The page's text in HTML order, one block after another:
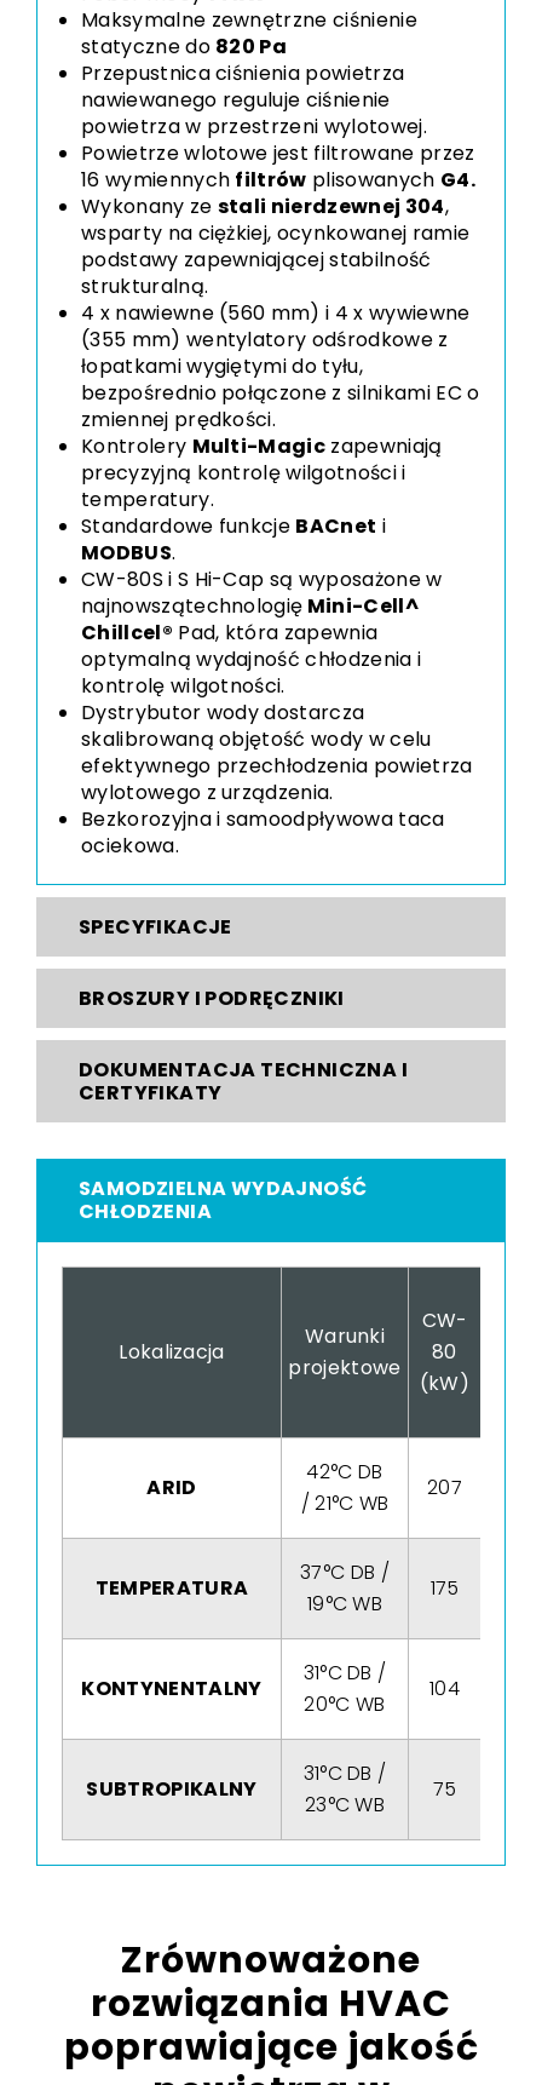
SPECYFIKACJE
BROSZURY I PODRĘCZNIKI
DOKUMENTACJA TECHNICZNA I
CERTYFIKATY
Maksymalne zewnętrzne ciśnienie
statyczne do 820 Pa
Przepustnica ciśnienia powietrza
nawiewanego reguluje ciśnienie
powietrza w przestrzeni wylotowej.
Powietrze wlotowe jest filtrowane przez
16 wymiennych filtrów plisowanych G4.
Wykonany ze stali nierdzewnej 304,
wsparty na ciężkiej, ocynkowanej ramie
podstawy zapewniającej stabilność
strukturalną.
4 x nawiewne (560 mm) i 4 x wywiewne
(355 mm) wentylatory odśrodkowe z
łopatkami wygiętymi do tyłu,
bezpośrednio połączone z silnikami EC o
zmiennej prędkości.
Kontrolery Multi-Magic zapewniają
precyzyjną kontrolę wilgotności i
temperatury.
Standardowe funkcje BACnet i
MODBUS.
CW-80S i S Hi-Cap są wyposażone w
najnowszątechnologię Mini-Cell^
Chillcel® Pad, która zapewnia
optymalną wydajność chłodzenia i
kontrolę wilgotności.
Dystrybutor wody dostarcza
skalibrowaną objętość wody w celu
efektywnego przechłodzenia powietrza
wylotowego z urządzenia.
Bezkorozyjna i samoodpływowa taca
ociekowa.
SAMODZIELNA WYDAJNOŚĆ
CHŁODZENIA
Lokalizacja
Warunki
projektowe
CW-
80
(kW)
ARID
42°C DB
/ 21°C WB
207
TEMPERATURA
37°C DB /
19°C WB
175
KONTYNENTALNY
31°C DB /
20°C WB
104
SUBTROPIKALNY
31°C DB /
23°C WB
75
Zrównoważone
rozwiązania HVAC
poprawiające jakość